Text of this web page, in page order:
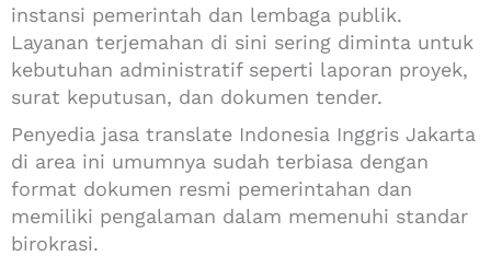
instansi pemerintah dan lembaga publik.
Layanan terjemahan di sini sering diminta untuk
kebutuhan administratif seperti laporan proyek,
surat keputusan, dan dokumen tender.
Penyedia jasa translate Indonesia Inggris Jakarta
di area ini umumnya sudah terbiasa dengan
format dokumen resmi pemerintahan dan
memiliki pengalaman dalam memenuhi standar
birokrasi.